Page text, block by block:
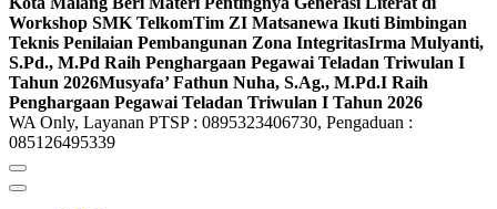
Workshop SMK TelkomTim ZI Matsanewa Ikuti Bimbingan
Teknis Penilaian Pembangunan Zona IntegritasIrma Mulyanti,
S.Pd., M.Pd Raih Penghargaan Pegawai Teladan Triwulan I
Tahun 2026Musyafa’ Fathun Nuha, S.Ag., M.Pd.I Raih
Penghargaan Pegawai Teladan Triwulan I Tahun 2026
WA Only, Layanan PTSP : 0895323406730, Pengaduan :
085126495339